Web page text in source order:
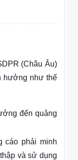
(Châu Âu)
hưởng như thế
đến quảng
cáo phải minh
và sử dụng